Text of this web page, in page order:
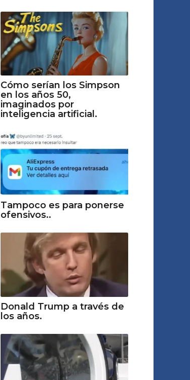
Cómo serían los Simpson
en los años 50,
imaginados por
inteligencia artificial.
Tampoco es para ponerse
ofensivos..
Donald Trump a través de
los años.